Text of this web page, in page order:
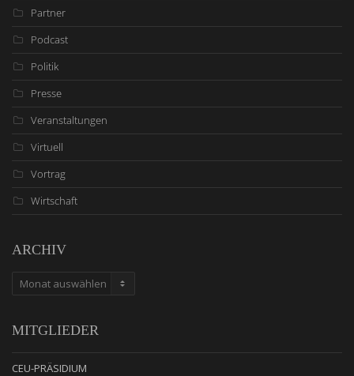
Partner
Podcast
Politik
Presse
Veranstaltungen
Virtuell
Vortrag
Wirtschaft
ARCHIV
ARCHIV
MITGLIEDER
CEU-PRÄSIDIUM